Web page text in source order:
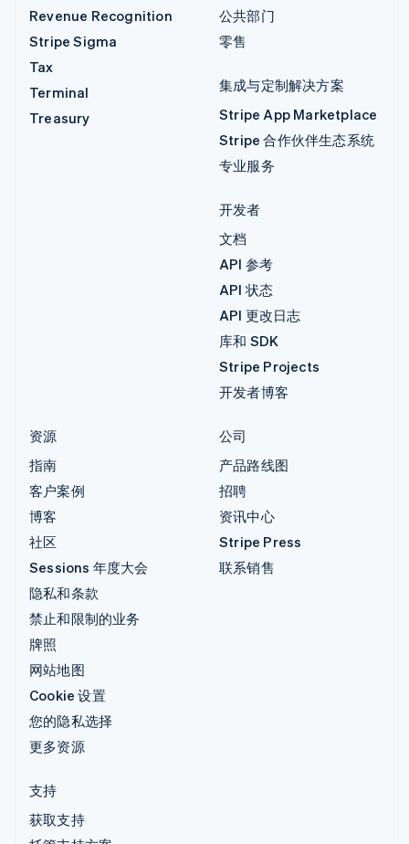
Revenue Recognition
Stripe Sigma
Tax
Terminal
Treasury
公共部门
零售
集成与定制解决方案
Stripe App Marketplace
Stripe 合作伙伴生态系统
专业服务
开发者
文档
API 参考
API 状态
API 更改日志
库和 SDK
Stripe Projects
开发者博客
资源
指南
客户案例
博客
社区
Sessions 年度大会
隐私和条款
禁止和限制的业务
牌照
网站地图
Cookie 设置
您的隐私选择
更多资源
公司
产品路线图
招聘
资讯中心
Stripe Press
联系销售
支持
获取支持